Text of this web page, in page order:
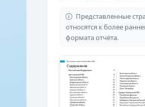
Представленные
относятся к более
формата отчёта.